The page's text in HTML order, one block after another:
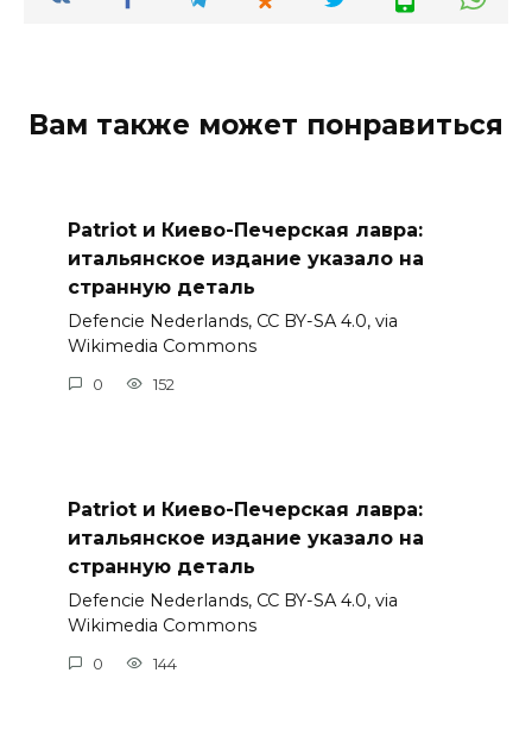
Вам также может понравиться
Patriot и Киево-Печерская лавра:
итальянское издание указало на
странную деталь
Defencie Nederlands, CC BY-SA 4.0, via
Wikimedia Commons
0 152
Patriot и Киево-Печерская лавра:
итальянское издание указало на
странную деталь
Defencie Nederlands, CC BY-SA 4.0, via
Wikimedia Commons
0 144